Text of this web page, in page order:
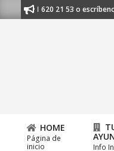
to
al 91 620 21 53 o
Primary
HOME
Página de
inicio
Info